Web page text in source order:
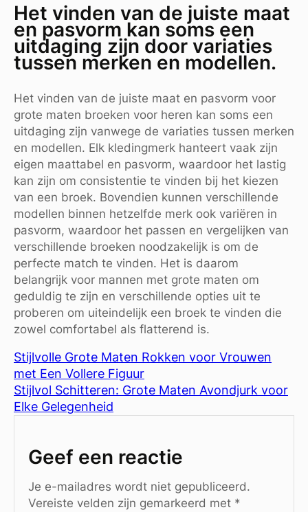
Het vinden van de juiste maat
en pasvorm kan soms een
uitdaging zijn door variaties
tussen merken en modellen.
Het vinden van de juiste maat en pasvorm voor
grote maten broeken voor heren kan soms een
uitdaging zijn vanwege de variaties tussen merken
en modellen. Elk kledingmerk hanteert vaak zijn
eigen maattabel en pasvorm, waardoor het lastig
kan zijn om consistentie te vinden bij het kiezen
van een broek. Bovendien kunnen verschillende
modellen binnen hetzelfde merk ook variëren in
pasvorm, waardoor het passen en vergelijken van
verschillende broeken noodzakelijk is om de
perfecte match te vinden. Het is daarom
belangrijk voor mannen met grote maten om
geduldig te zijn en verschillende opties uit te
proberen om uiteindelijk een broek te vinden die
zowel comfortabel als flatterend is.
Stijlvolle Grote Maten Rokken voor Vrouwen
met Een Vollere Figuur
Stijlvol Schitteren: Grote Maten Avondjurk voor
Elke Gelegenheid
Geef een reactie
Je e-mailadres wordt niet gepubliceerd.
Vereiste velden zijn gemarkeerd met *